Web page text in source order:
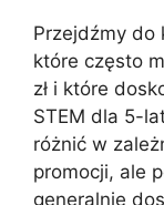
Przejdźmy do
które często
zł i które
STEM dla 5-
różnić w
promocji, ale
generalnie